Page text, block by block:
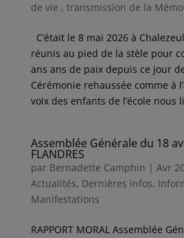
de vie , transmission de la
C’était le 8 mai 2026 à
réunis au pied de la stèle pour
ans ans de paix depuis ce jour
Cérémonie rehaussée comme à
voix des enfants de l’école nous
Assemblée Générale du 18
FLANDRES
par Bernadette Camphin | Avr
Actualités, Dernières infos,
Manifestations
RAPPORT MORAL Assemblée